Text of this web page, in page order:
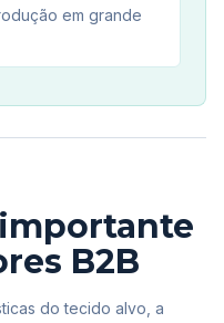
em grande
B2B
do tecido alvo, a